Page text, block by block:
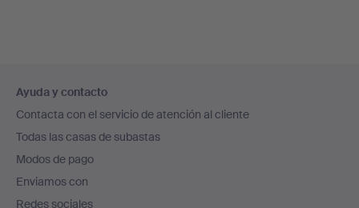
en
el
pie
de
página
Ayuda y contacto
Contacta con el servicio de atención al cliente
Todas las casas de subastas
Modos de pago
Enviamos con
Redes sociales